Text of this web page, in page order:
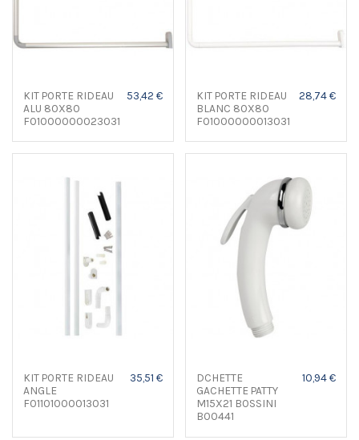
KIT PORTE RIDEAU
ALU 80X80
F01000000023031
53,42 €
KIT PORTE RIDEAU
BLANC 80X80
F01000000013031
28,74 €
KIT PORTE RIDEAU
ANGLE
F01101000013031
35,51 €
DCHETTE
GACHETTE PATTY
M15X21 BOSSINI
B00441
10,94 €